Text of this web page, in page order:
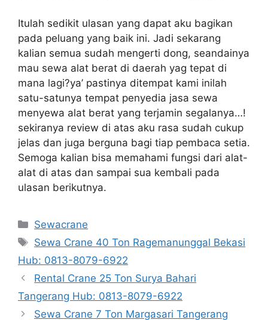
Itulah sedikit ulasan yang dapat aku bagikan
pada peluang yang baik ini. Jadi sekarang
kalian semua sudah mengerti dong, seandainya
mau sewa alat berat di daerah yag tepat di
mana lagi?ya’ pastinya ditempat kami inilah
satu-satunya tempat penyedia jasa sewa
menyewa alat berat yang terjamin segalanya…!
sekiranya review di atas aku rasa sudah cukup
jelas dan juga berguna bagi tiap pembaca setia.
Semoga kalian bisa memahami fungsi dari alat-
alat di atas dan sampai sua kembali pada
ulasan berikutnya.
Categories
Sewacrane
Tags
Sewa Crane 40 Ton Ragemanunggal Bekasi
Hub: 0813-8079-6922
Rental Crane 25 Ton Surya Bahari
Tangerang Hub: 0813-8079-6922
Sewa Crane 7 Ton Margasari Tangerang